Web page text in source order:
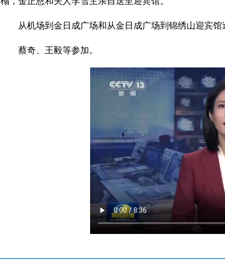
从机场到金日成广场和从金日成广场到锦绣山迎宾
蔡奇、王毅等参加。